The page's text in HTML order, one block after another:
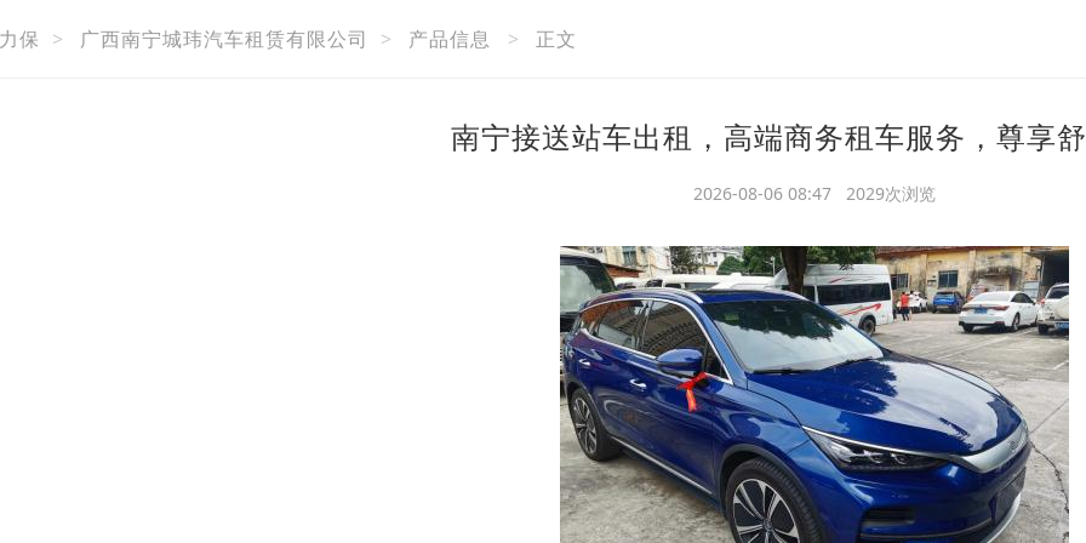
保 > 广西南宁城玮汽车租赁有限公司 > 产品信息 > 正文
南宁接送站车出租，高端商务租车服务，尊享
2026-08-06 08:47 2029次浏览